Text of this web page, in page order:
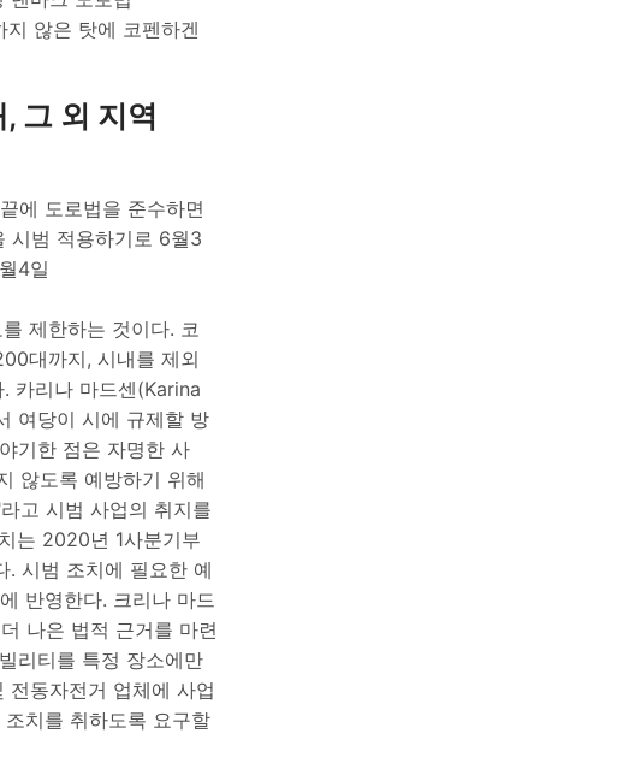
않은 탓에 코펜하겐
그 외 지역
에 도로법을 준수하면
시범 적용하기로 6월3
4일
제한하는 것이다. 코
대까지, 시내를 제외
카리나 마드센(Karina
여당이 시에 규제할 방
기한 점은 자명한 사
않도록 예방하기 위해
고 시범 사업의 취지를
는 2020년 1사분기부
. 시범 조치에 필요한 예
반영한다. 크리나 마드
나은 법적 근거를 마련
리티를 특정 장소에만
전동자전거 업체에 사업
치를 취하도록 요구할